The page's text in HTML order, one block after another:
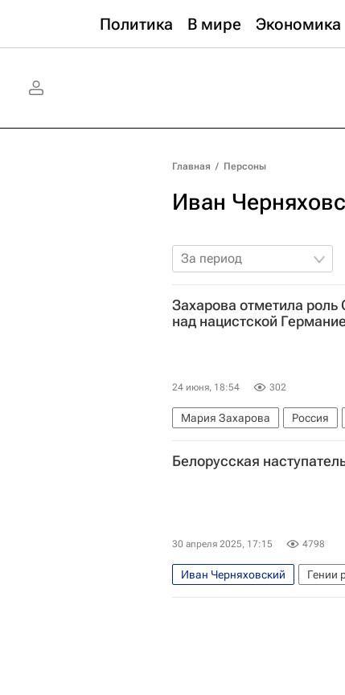
Политика В мире Экономика
Главная / Персоны
Иван
За период
Захарова отметила
над нацистской
24 июня, 18:54 302
Мария Захарова Россия
Агентство печати "Новости"
Белорусская
30 апреля 2025, 17:15 4798
Иван Черняховский Гении
Константин Рокоссовский